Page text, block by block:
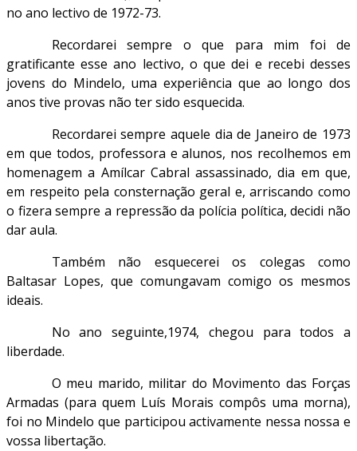
no ano lectivo de 1972-73.
Recordarei sempre o que para mim foi de
gratificante esse ano lectivo, o que dei e recebi desses
jovens do Mindelo, uma experiência que ao longo dos
anos tive provas não ter sido esquecida.
Recordarei sempre aquele dia de Janeiro de 1973
em que todos, professora e alunos, nos recolhemos em
homenagem a Amílcar Cabral assassinado, dia em que,
em respeito pela consternação geral e, arriscando como
o fizera sempre a repressão da polícia política, decidi não
dar aula.
Também não esquecerei os colegas como
Baltasar Lopes, que comungavam comigo os mesmos
ideais.
No ano seguinte,1974, chegou para todos a
liberdade.
O meu marido, militar do Movimento das Forças
Armadas (para quem Luís Morais compôs uma morna),
foi no Mindelo que participou activamente nessa nossa e
vossa libertação.